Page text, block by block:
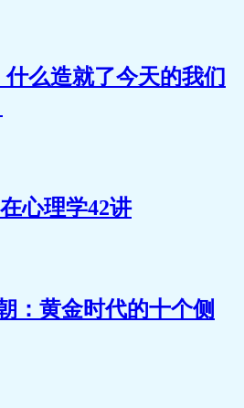
奇（四）：资产配置与林奇格
（五）：怎样做到长期持
（五）：怎样做到长期持
（六）：林奇三十点.jpg
（六）：林奇三十点.mp3
）：成长股的威力.mp3
）：好公司十五原则
么造就了今天的我们
心理学42讲
：黄金时代的十个侧